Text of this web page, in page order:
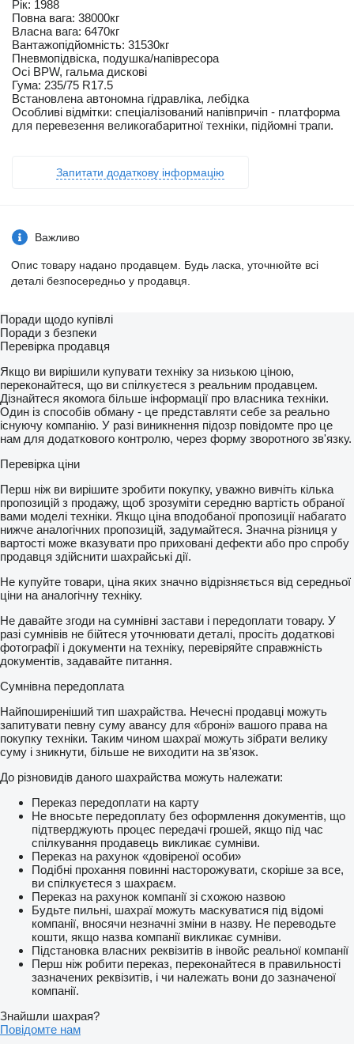
Рік: 1988
Повна вага: 38000кг
Власна вага: 6470кг
Вантажопідйомність: 31530кг
Пневмопідвіска, подушка/напівресора
Осі BPW, гальма дискові
Гума: 235/75 R17.5
Встановлена автономна гідравліка, лебідка
Особливі відмітки: спеціалізований напівпричіп - платформа
для перевезення великогабаритної техніки, підйомні трапи.
Запитати додаткову інформацію
Важливо
Опис товару надано продавцем. Будь ласка, уточнюйте всі
деталі безпосередньо у продавця.
Поради щодо купівлі
Поради з безпеки
Перевірка продавця
Якщо ви вирішили купувати техніку за низькою ціною,
переконайтеся, що ви спілкуєтеся з реальним продавцем.
Дізнайтеся якомога більше інформації про власника техніки.
Один із способів обману - це представляти себе за реально
існуючу компанію. У разі виникнення підозр повідомте про це
нам для додаткового контролю, через форму зворотного зв'язку.
Перевірка ціни
Перш ніж ви вирішите зробити покупку, уважно вивчіть кілька
пропозицій з продажу, щоб зрозуміти середню вартість обраної
вами моделі техніки. Якщо ціна вподобаної пропозиції набагато
нижче аналогічних пропозицій, задумайтеся. Значна різниця у
вартості може вказувати про приховані дефекти або про спробу
продавця здійснити шахрайські дії.
Не купуйте товари, ціна яких значно відрізняється від середньої
ціни на аналогічну техніку.
Не давайте згоди на сумнівні застави і передоплати товару. У
разі сумнівів не бійтеся уточнювати деталі, просіть додаткові
фотографії і документи на техніку, перевіряйте справжність
документів, задавайте питання.
Сумнівна передоплата
Найпоширеніший тип шахрайства. Нечесні продавці можуть
запитувати певну суму авансу для «броні» вашого права на
покупку техніки. Таким чином шахраї можуть зібрати велику
суму і зникнути, більше не виходити на зв'язок.
До різновидів даного шахрайства можуть належати:
Переказ передоплати на карту
Не вносьте передоплату без оформлення документів, що
підтверджують процес передачі грошей, якщо під час
спілкування продавець викликає сумніви.
Переказ на рахунок «довіреної особи»
Подібні прохання повинні насторожувати, скоріше за все,
ви спілкуєтеся з шахраєм.
Переказ на рахунок компанії зі схожою назвою
Будьте пильні, шахраї можуть маскуватися під відомі
компанії, вносячи незначні зміни в назву. Не переводьте
кошти, якщо назва компанії викликає сумніви.
Підстановка власних реквізитів в інвойс реальної компанії
Перш ніж робити переказ, переконайтеся в правильності
зазначених реквізитів, і чи належать вони до зазначеної
компанії.
Знайшли шахрая?
Повідомте нам